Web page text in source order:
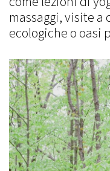
massaggi, visite
ecologiche o oasi